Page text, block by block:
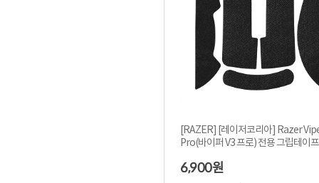
[RAZER] [레이저코리아] Razer
Pro(바이퍼 V3 프로) 전용 그립테이프
6,900원